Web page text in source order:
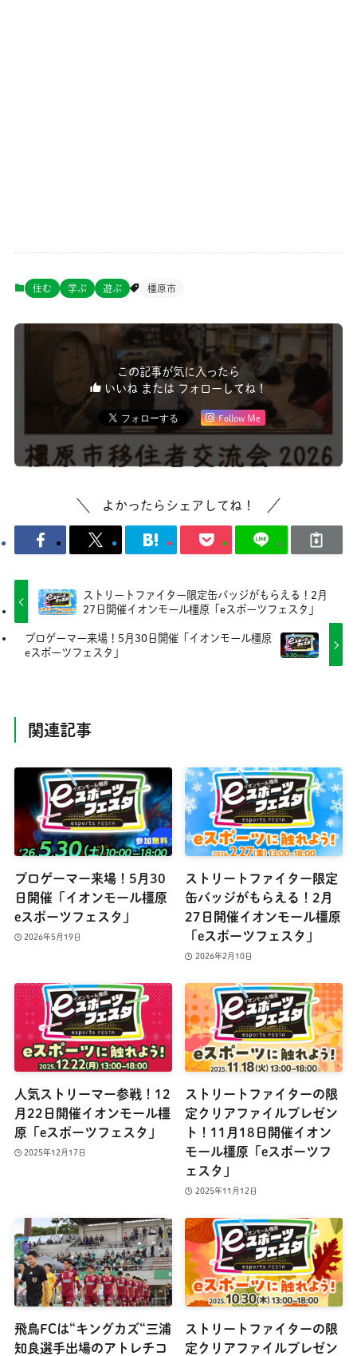
住む 学ぶ 遊ぶ 橿原市
この記事が気に入ったら
いいね または フォローしてね！
Follow Me
よかったらシェアしてね！
ストリートファイター限定缶バッジがもらえる！2月
27日開催イオンモール橿原「eスポーツフェスタ」
プロゲーマー来場！5月30日開催「イオンモール橿原
eスポーツフェスタ」
関連記事
プロゲーマー来場！5月30
日開催「イオンモール橿原
eスポーツフェスタ」
2026年5月19日
ストリートファイター限定
缶バッジがもらえる！2月
27日開催イオンモール橿原
「eスポーツフェスタ」
2026年2月10日
人気ストリーマー参戦！12
月22日開催イオンモール橿
原「eスポーツフェスタ」
2025年12月17日
ストリートファイターの限
定クリアファイルプレゼン
ト！11月18日開催イオン
モール橿原「eスポーツフ
ェスタ」
2025年11月12日
飛鳥FCは“キングカズ“三浦
知良選手出場のアトレチコ
ストリートファイターの限
定クリアファイルプレゼン